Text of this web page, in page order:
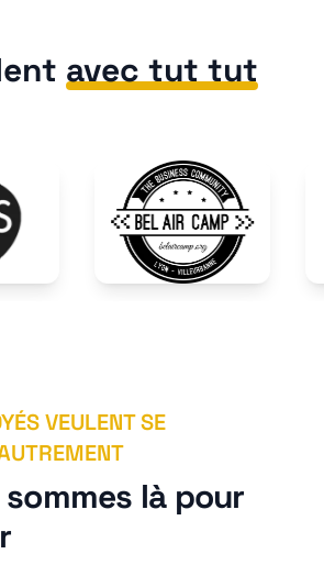
avec tut tut
VEULENT SE
là pour